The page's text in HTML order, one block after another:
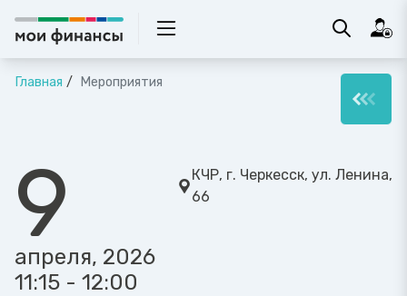
Главная Мероприятия
9
апреля, 2026
11:15 - 12:00
КЧР, г. Черкесск, ул. Ленина,
66